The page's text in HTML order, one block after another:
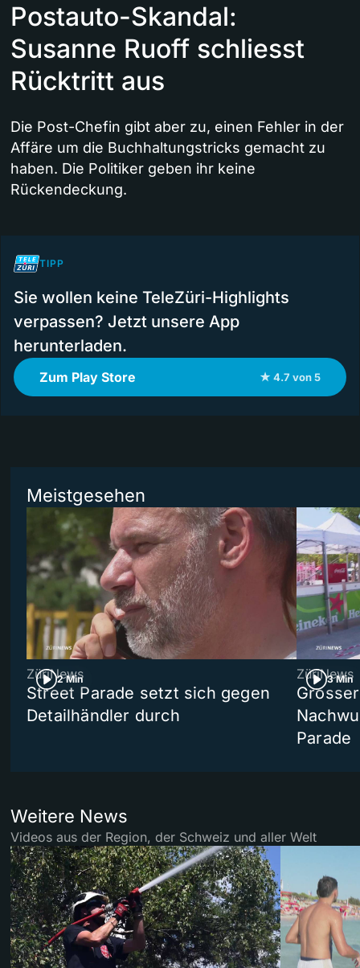
Postauto-Skandal:
Susanne Ruoff schliesst
Rücktritt aus
Die Post-Chefin gibt aber zu, einen Fehler in der
Affäre um die Buchhaltungstricks gemacht zu
haben. Die Politiker geben ihr keine
Rückendeckung.
TIPP
Sie wollen keine TeleZüri-Highlights
verpassen? Jetzt unsere App
herunterladen.
Zum Play Store ★ 4.7 von 5
Meistgesehen
2 Min
ZüriNews
Street Parade setzt sich gegen
Detailhändler durch
3 Min
ZüriNews
Parade
Weitere News
Videos aus der Region, der Schweiz und aller Welt